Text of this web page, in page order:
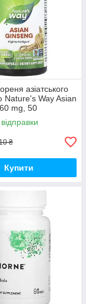
азіатського
Way Asian
mg, 50
для підвищення
₴
Купити